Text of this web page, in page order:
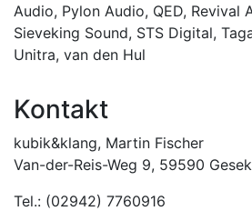
Audio, Pylon Audio, QED, Revival
Sieveking Sound, STS Digital,
Unitra, van den Hul
Kontakt
kubik&klang, Martin Fischer
Van-der-Reis-Weg 9, 59590
Tel.: (02942) 7760916